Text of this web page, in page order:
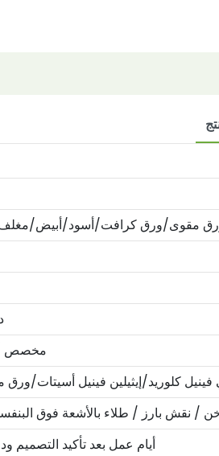
مقوى/ورق كرافت/أسود/أبيض/
CMYK/Pantone/ مخصص
كلوريد/إيثيلين فينيل أسيتات/
/ نقش بارز / طلاء بالأشعة فوق
3-5 أيام عمل بعد تأكيد التصميم